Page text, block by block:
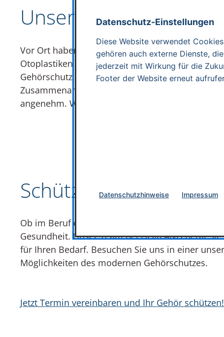
Unser Einsatz bei
Vor Ort haben wir die Gehörgänge der
Otoplastiken herzustellen. Diese individuellen
Gehörschutz, der exakt auf die Bedürfnisse
Zusammenarbeit mit dem GELO-Team war
angenehm. Wir bedanken uns für das Vertrauen
Schützen auch Sie Ihr
Ob im Beruf oder in der Freizeit – ein
Gesundheit. Unser Team bei HÖRLAND berät
für Ihren Bedarf. Besuchen Sie uns in einer
Möglichkeiten des modernen Gehörschutzes.
Jetzt Termin vereinbaren und Ihr Gehör schützen!
Datenschutz-Einstellungen
Diese Website verwendet
gehören auch externe Dienste,
jederzeit mit Wirkung für die
Footer der Website erneut
Datenschutzhinweise Impressum